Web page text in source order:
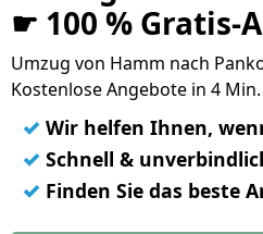
☛ 100 % Gratis-
Umzug von Hamm nach
Kostenlose Angebote in 4
✓ Wir helfen Ihnen,
✓ Schnell &
✓ Finden Sie das beste